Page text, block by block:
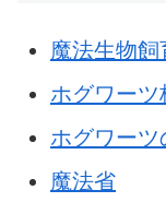
魔法生物飼
ホグワーツ
ホグワーツ
魔法省